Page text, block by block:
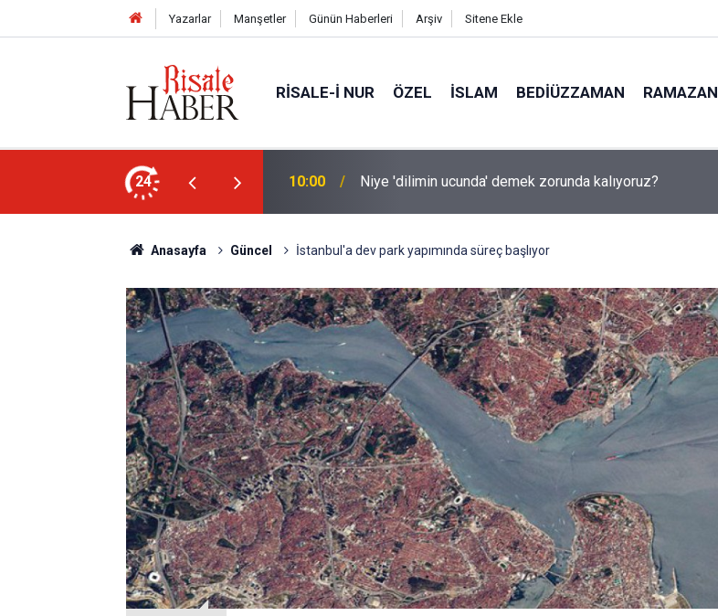
Yazarlar Manşetler Günün Haberleri Arşiv Sitene Ekle
RISALE-I NUR ÖZEL İSLAM BEDIÜZZAMAN RAMAZAN
24
Zübeyir Gündüzalp yöntemi 10:00 Niye 'dilimin ucunda' demek zorunda kalıyoruz?
Anasayfa Güncel İstanbul'a dev park yapımında süreç başlıyor